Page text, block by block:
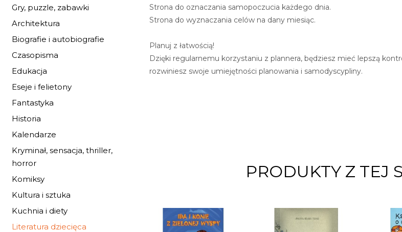
Gry, puzzle, zabawki
Architektura
Biografie i autobiografie
Czasopisma
Edukacja
Eseje i felietony
Fantastyka
Historia
Kalendarze
Kryminał, sensacja, thriller,
horror
Komiksy
Kultura i sztuka
Kuchnia i diety
Literatura dziecięca
Strona do oznaczania samopoczucia każdego dnia.
Strona do wyznaczania celów na dany miesiąc.
Planuj z łatwością!
Dzięki regularnemu korzystaniu z plannera, będziesz mieć lepszą
rozwiniesz swoje umiejętności planowania i samodyscypliny.
PRODUKTY Z TEJ